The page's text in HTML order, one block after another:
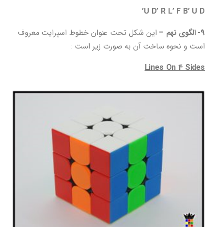
U D’ R L’ F B’ U D’
9- الگوی نهم –
این شکل تحت عنوان خطوط اسپرایت معروف
است و نحوه ساخت آن به صورت زیر است :
Lines On 4 Sides